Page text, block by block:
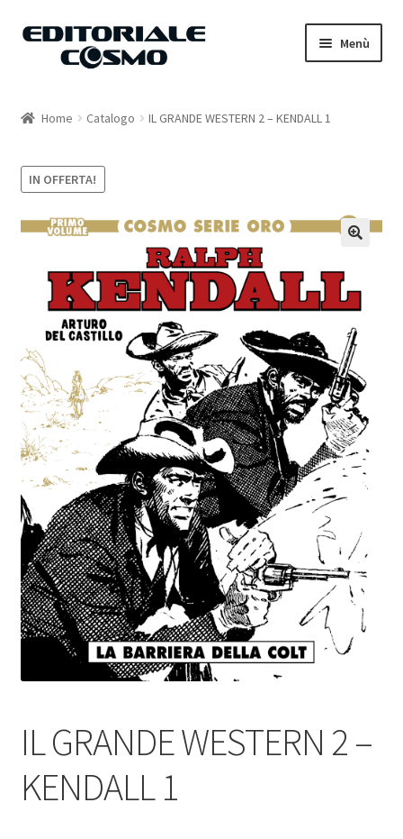
Vai
Vai
Menù
Carrello
Il mio account
Home Catalogo IL GRANDE WESTERN 2 – KENDALL 1
IN OFFERTA!
IL GRANDE WESTERN 2 –
KENDALL 1